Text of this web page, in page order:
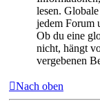
lesen.
jedem Forum
Ob du eine
nicht, hängt
vergebenen
Nach oben